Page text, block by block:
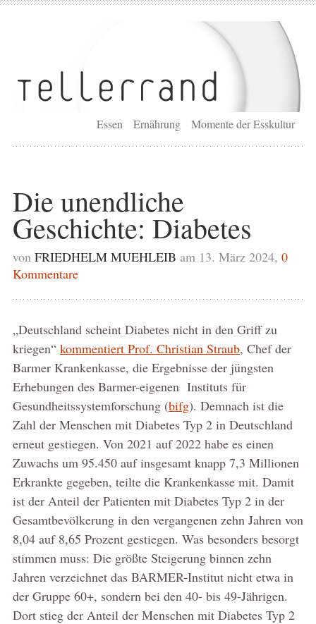
Essen Ernährung Momente der Esskultur
Die unendliche
Geschichte: Diabetes
von FRIEDHELM MUEHLEIB am 13. März 2024, 0
Kommentare
„Deutschland scheint Diabetes nicht in den Griff zu
kriegen“ kommentiert Prof. Christian Straub, Chef der
Barmer Krankenkasse, die Ergebnisse der jüngsten
Erhebungen des Barmer-eigenen Instituts für
Gesundheitssystemforschung (bifg). Demnach ist die
Zahl der Menschen mit Diabetes Typ 2 in Deutschland
erneut gestiegen. Von 2021 auf 2022 habe es einen
Zuwachs um 95.450 auf insgesamt knapp 7,3 Millionen
Erkrankte gegeben, teilte die Krankenkasse mit. Damit
ist der Anteil der Patienten mit Diabetes Typ 2 in der
Gesamtbevölkerung in den vergangenen zehn Jahren von
8,04 auf 8,65 Prozent gestiegen. Was besonders besorgt
stimmen muss: Die größte Steigerung binnen zehn
Jahren verzeichnet das BARMER-Institut nicht etwa in
der Gruppe 60+, sondern bei den 40- bis 49-Jährigen.
Dort stieg der Anteil der Menschen mit Diabetes Typ 2